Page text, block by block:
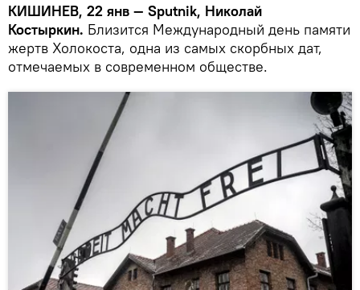
КИШИНЕВ, 22 янв — Sputnik, Николай
Костыркин. Близится Международный день памяти
жертв Холокоста, одна из самых скорбных дат,
отмечаемых в современном обществе.